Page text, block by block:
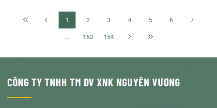
1 2 3 4 5 6 7
... 153 154
CÔNG TY TNHH TM DV XNK NGUYÊN VƯƠNG